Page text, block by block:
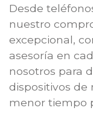
Desde
nuestro
excepcional,
asesoría en
nosotros para
dispositivos de
menor tiempo